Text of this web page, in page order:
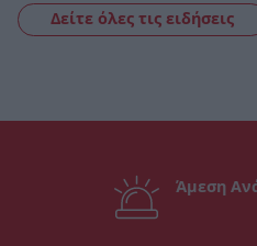
Δείτε όλες τις ειδήσεις
Άμεση